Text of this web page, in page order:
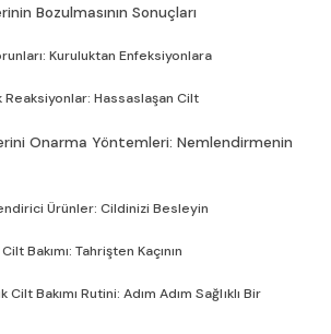
Bozulmasının Sonuçları
Kuruluktan Enfeksiyonlara
Reaksiyonlar: Hassaslaşan Cilt
Onarma Yöntemleri: Nemlendirmenin
Ürünler: Cildinizi Besleyin
Bakımı: Tahrişten Kaçının
Cilt Bakımı Rutini: Adım Adım Sağlıklı Bir